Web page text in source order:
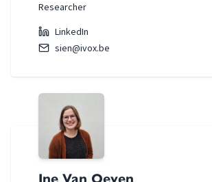
Researcher
LinkedIn
sien@ivox.be